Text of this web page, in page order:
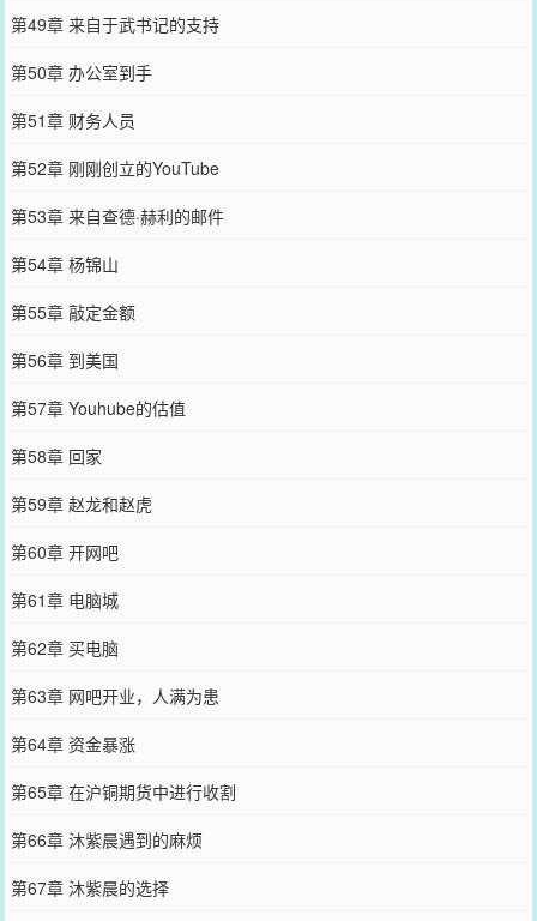
第49章 来自于武书记的支持
第50章 办公室到手
第51章 财务人员
第52章 刚刚创立的YouTube
第53章 来自查德·赫利的邮件
第54章 杨锦山
第55章 敲定金额
第56章 到美国
第57章 Youhube的估值
第58章 回家
第59章 赵龙和赵虎
第60章 开网吧
第61章 电脑城
第62章 买电脑
第63章 网吧开业，人满为患
第64章 资金暴涨
第65章 在沪铜期货中进行收割
第66章 沐紫晨遇到的麻烦
第67章 沐紫晨的选择